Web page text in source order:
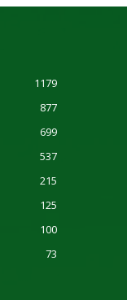
1179
877
699
537
215
125
100
73